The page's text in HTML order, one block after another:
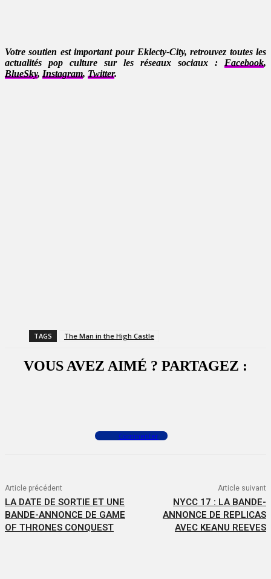
Votre soutien est important pour Eklecty-City, retrouvez toutes les
actualités pop culture sur les réseaux sociaux : Facebook,
BlueSky, Instagram, Twitter.
TAGS The Man in the High Castle
VOUS AVEZ AIMÉ ? PARTAGEZ :
Commenter
Article précédent
LA DATE DE SORTIE ET UNE
BANDE-ANNONCE DE GAME
OF THRONES CONQUEST
Article suivant
NYCC 17 : LA BANDE-
ANNONCE DE REPLICAS
AVEC KEANU REEVES